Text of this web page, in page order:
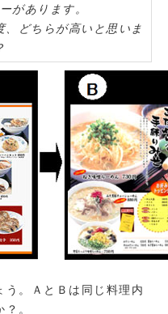
があります。
どちらが高いと思いま
う。ＡとＢは同じ料理内
。